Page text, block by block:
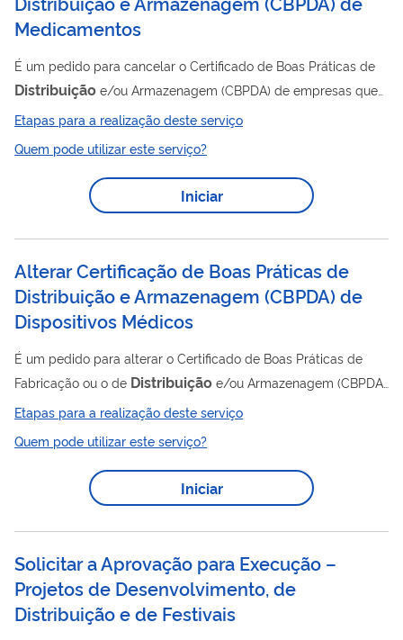
Medicamentos
É um pedido para cancelar o Certificado de Boas Práticas de
Distribuição e/ou Armazenagem (CBPDA) de empresas que
trabalham com medicamentos. O Certificado é um documento
emitido pela Anvisa atestando que determinado
estabelecimento cumpre com as Boas Práticas de
Distribuiçãoe Armazenagem dispostas na legislação em
vigor. Clique aqui para saber mais .
Etapas para a realização deste serviço
Quem pode utilizar este serviço?
Iniciar
Alterar Certificação de Boas Práticas de
Distribuição e Armazenagem (CBPDA) de
Dispositivos Médicos
É um pedido para alterar o Certificado de Boas Práticas de
Fabricação ou o de Distribuição e/ou Armazenagem (CBPDA)
de empresas que trabalham com dispositivos médicos
(produtos para saúde). O Certificado é um documento emitido
pela Anvisa atestando que determinado estabelecimento
cumpre com as Boas Práticas dispostas na legislação em
Etapas para a realização deste serviço
Quem pode utilizar este serviço?
Iniciar
Solicitar a Aprovação para Execução –
Projetos de Desenvolvimento, de
Distribuição e de Festivais